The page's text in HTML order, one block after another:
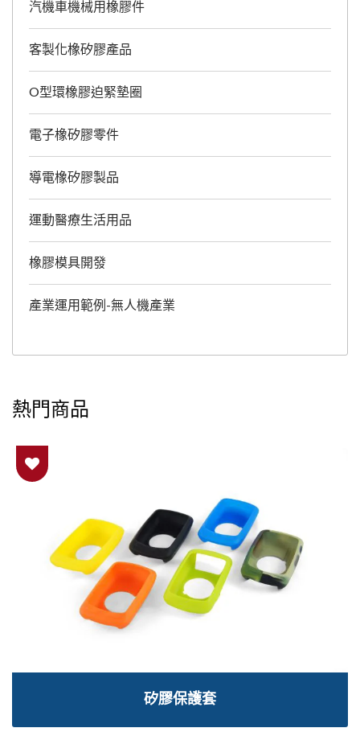
汽機車機械用橡膠件
客製化橡矽膠產品
O型環橡膠迫緊墊圈
電子橡矽膠零件
導電橡矽膠製品
運動醫療生活用品
橡膠模具開發
產業運用範例-無人機產業
熱門商品
矽膠保護套